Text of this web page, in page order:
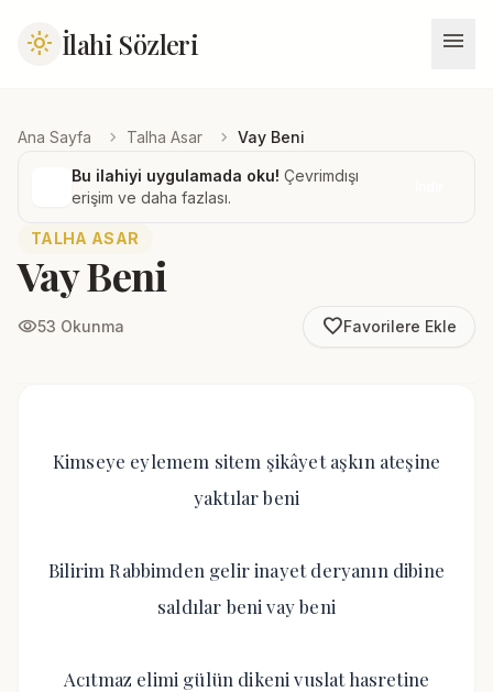
light_mode İlahi Sözleri menu
Ana Sayfa chevron_right Talha Asar chevron_right Vay Beni
Bu ilahiyi uygulamada oku! Çevrimdışı
erişim ve daha fazlası.
TALHA ASAR
Vay Beni
visibility53 Okunma favorite_borderFavorilere Ekle
Kimseye eylemem sitem şikâyet aşkın ateşine
yaktılar beni
Bilirim Rabbimden gelir inayet deryanın dibine
saldılar beni vay beni
Acıtmaz elimi gülün dikeni vuslat hasretine